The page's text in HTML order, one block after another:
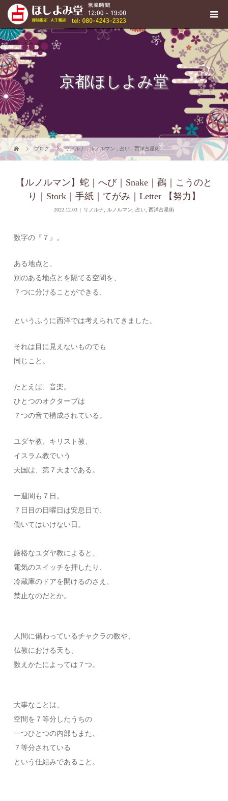
京都ほしよみ堂
ブログ リノルナ ,ルノルマン ,占い ,西洋占星術
【ルノルマン】蛇｜へび｜Snake｜鸛｜こうのと
り｜Stork｜手紙｜てがみ｜Letter 【努力】
2022.12.03 リノルナ, ルノルマン, 占い, 西洋占星術
数字の『７』。
ある地点と、
別のある地点とを隔てる空間を、
７つに分けることができる、
というふうに西洋では考えられてきました。
それは目に見えないものでも
同じこと。
たとえば、音楽。
ひとつのオクターブは
７つの音で構成されている。
ユダヤ教、キリスト教、
イスラム教でいう
天国は、第７天まである。
一週間も７日。
７日目の日曜日は安息日で、
働いてはいけない日。
厳格なユダヤ教によると、
電気のスイッチを押したり、
冷蔵庫のドアを開けるのさえ、
禁止なのだとか。
人間に備わっているチャクラの数や、
仏教における天も、
数えかたによっては７つ。
大事なことは、
空間を７等分したうちの
一つひとつの内部もまた、
７等分されている
という仕組みであること。